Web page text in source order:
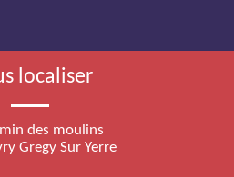
localiser
des moulins
Gregy Sur Yerre